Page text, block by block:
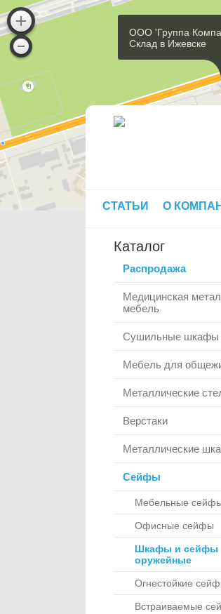
ООО 'Группа
Склад в Ижевске
СТАТЬИ О
Каталог
Распродажа
Медицинская
мебель
Сушильные шкафы
Мебель для
Металлические
Верстаки
Металлические
Сейфы
Мебельные
Офисные сейфы
Шкафы и сейфы
оружейные
Огнестойкие
Встраиваемые